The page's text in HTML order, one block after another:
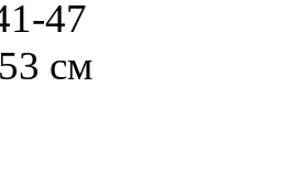
47
53 см